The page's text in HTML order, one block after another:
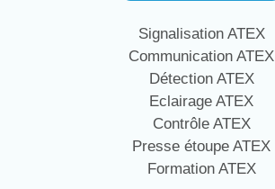
Signalisation ATEX
Communication ATEX
Détection ATEX
Eclairage ATEX
Contrôle ATEX
Presse étoupe ATEX
Formation ATEX